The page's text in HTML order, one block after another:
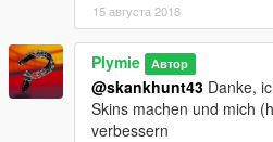
15 августа 2018
Plymie Автор
@skankhunt43 Danke,
Skins machen und mich
verbessern